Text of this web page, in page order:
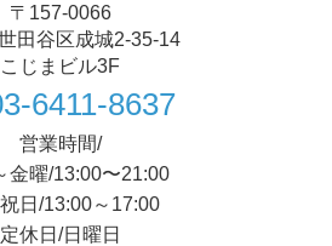
〒157-0066
田谷区成城2-35-14
こじまビル3F
6411-8637
営業時間/
金曜/13:00〜21:00
日/13:00～17:00
定休日/日曜日